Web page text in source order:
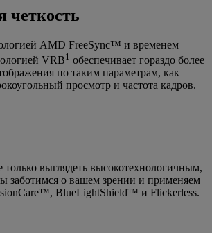
четкость
AMD FreeSync™ и временем
VRB1 обеспечивает гораздо более
по таким параметрам, как
просмотр и частота кадров.
выглядеть высокотехнологичным,
заботимся о вашем зрении и применяем
BlueLightShield™ и Flickerless.